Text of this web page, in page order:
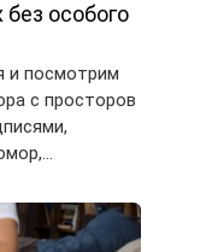
особого
и посмотрим
с просторов